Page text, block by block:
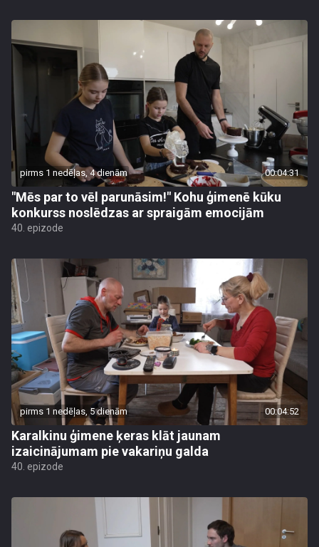
pirms 1 nedēļas, 4 dienām 00:04:31
"Mēs par to vēl parunāsim!" Kohu ģimenē kūku
konkurss noslēdzas ar spraigām emocijām
40. epizode
pirms 1 nedēļas, 5 dienām 00:04:52
Karalkinu ģimene ķeras klāt jaunam
izaicinājumam pie vakariņu galda
40. epizode